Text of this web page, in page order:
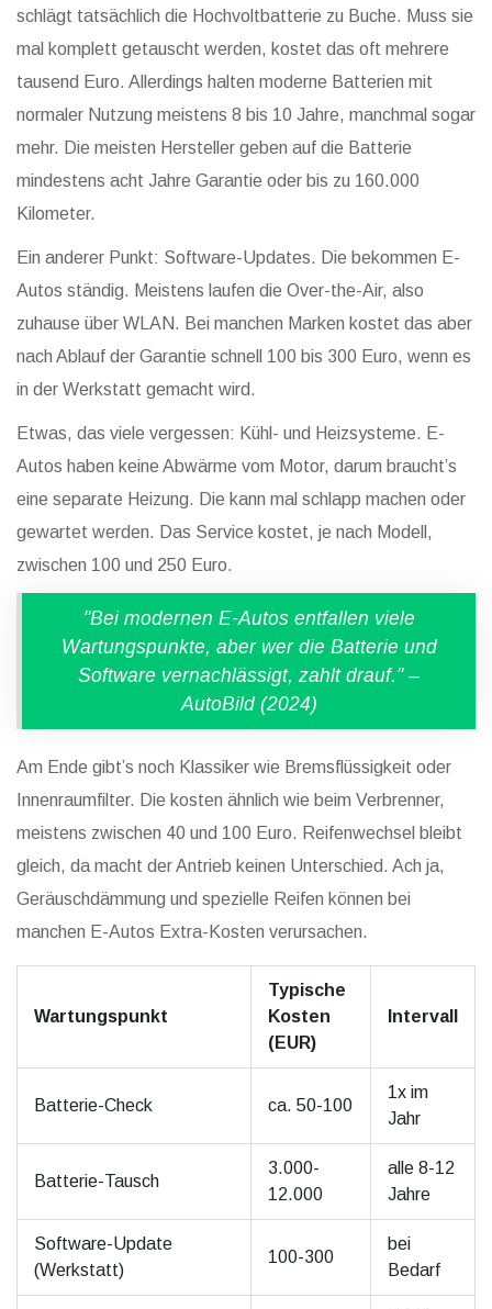
schlägt tatsächlich die Hochvoltbatterie zu Buche. Muss sie
mal komplett getauscht werden, kostet das oft mehrere
tausend Euro. Allerdings halten moderne Batterien mit
normaler Nutzung meistens 8 bis 10 Jahre, manchmal sogar
mehr. Die meisten Hersteller geben auf die Batterie
mindestens acht Jahre Garantie oder bis zu 160.000
Kilometer.
Ein anderer Punkt: Software-Updates. Die bekommen E-
Autos ständig. Meistens laufen die Over-the-Air, also
zuhause über WLAN. Bei manchen Marken kostet das aber
nach Ablauf der Garantie schnell 100 bis 300 Euro, wenn es
in der Werkstatt gemacht wird.
Etwas, das viele vergessen: Kühl- und Heizsysteme. E-
Autos haben keine Abwärme vom Motor, darum braucht’s
eine separate Heizung. Die kann mal schlapp machen oder
gewartet werden. Das Service kostet, je nach Modell,
zwischen 100 und 250 Euro.
"Bei modernen E-Autos entfallen viele
Wartungspunkte, aber wer die Batterie und
Software vernachlässigt, zahlt drauf." –
AutoBild (2024)
Am Ende gibt’s noch Klassiker wie Bremsflüssigkeit oder
Innenraumfilter. Die kosten ähnlich wie beim Verbrenner,
meistens zwischen 40 und 100 Euro. Reifenwechsel bleibt
gleich, da macht der Antrieb keinen Unterschied. Ach ja,
Geräuschdämmung und spezielle Reifen können bei
manchen E-Autos Extra-Kosten verursachen.
Wartungspunkt
Typische
Kosten
(EUR)
Intervall
Batterie-Check ca. 50-100
1x im
Jahr
Batterie-Tausch
3.000-
12.000
alle 8-12
Jahre
Software-Update
(Werkstatt)
100-300
bei
Bedarf